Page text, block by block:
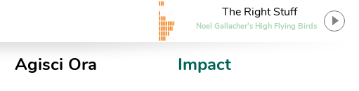
The Right Stuff
Noel Gallacher's High Flying Birds
Agisci Ora Impact